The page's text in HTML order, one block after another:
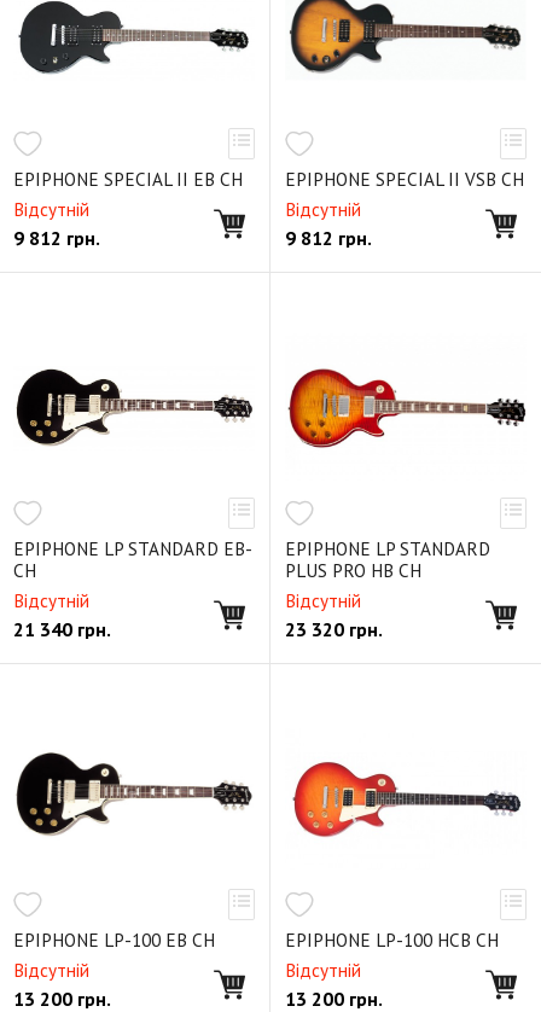
EPIPHONE SPECIAL II EB CH
Відсутній
9 812 грн.
EPIPHONE SPECIAL II VSB CH
Відсутній
9 812 грн.
EPIPHONE LP STANDARD EB-
CH
Відсутній
21 340 грн.
EPIPHONE LP STANDARD
PLUS PRO HB CH
Відсутній
23 320 грн.
EPIPHONE LP-100 EB CH
Відсутній
13 200 грн.
EPIPHONE LP-100 HCB CH
Відсутній
13 200 грн.